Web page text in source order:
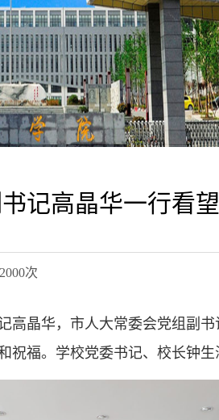
记高晶华一行看
2000次
高晶华，市人大常委会党组副
福。学校党委书记、校长钟生